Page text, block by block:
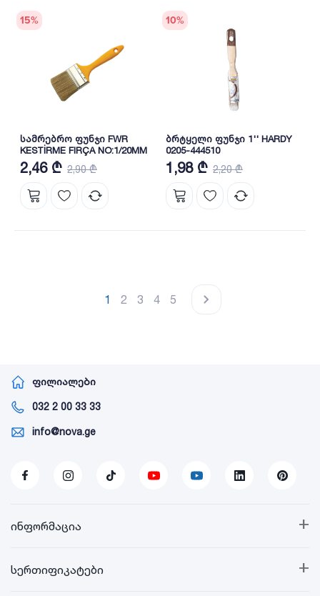
15%
სამრებრო ფუნჯი FWR
KESTİRME FIRÇA NO:1/20MM
2,46 ₾ 2,90 ₾
10%
ბრტყელი ფუნჯი 1'' HARDY
0205-444510
1,98 ₾ 2,20 ₾
1 2 3 4 5
ფილიალები
032 2 00 33 33
info@nova.ge
+
ინფორმაცია
+
სერთიფიკატები